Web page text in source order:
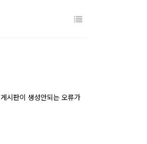
판이 생성안되는 오류가